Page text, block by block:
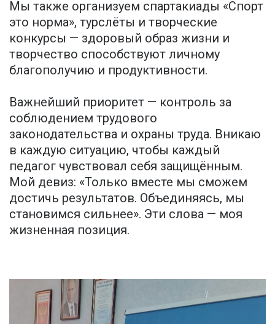
Мы также организуем спартакиады «Спорт
это норма», турслёты и творческие
конкурсы — здоровый образ жизни и
творчество способствуют личному
благополучию и продуктивности.
Важнейший приоритет — контроль за
соблюдением трудового
законодательства и охраны труда. Вникаю
в каждую ситуацию, чтобы каждый
педагог чувствовал себя защищённым.
Мой девиз: «Только вместе мы сможем
достичь результатов. Объединяясь, мы
становимся сильнее». Эти слова — моя
жизненная позиция.